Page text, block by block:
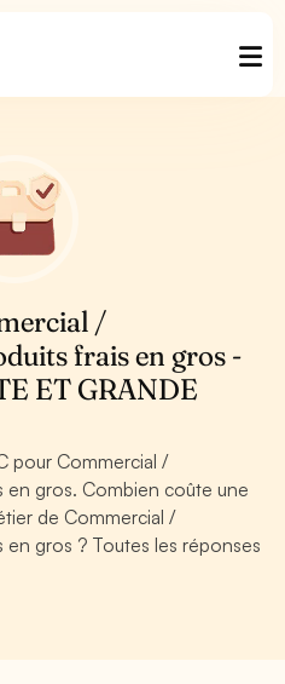
/
frais en gros -
ET GRANDE
pour Commercial /
en gros. Combien coûte une
de Commercial /
gros ? Toutes les réponses